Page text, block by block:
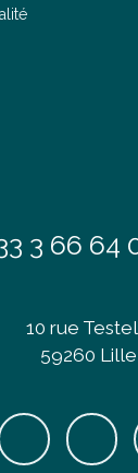
3 66 64
10 rue
59260 Lille